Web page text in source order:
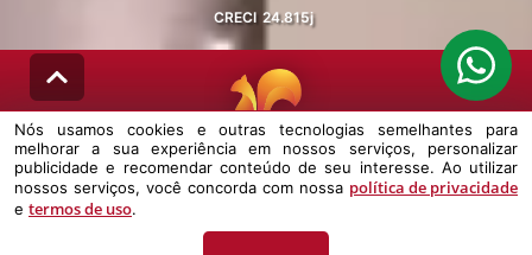
CRECI 24.815j
© DESENVOLVIDO PELAAGIL.NET
Nós usamos cookies e outras tecnologias semelhantes para melhorar a
sua experiência em nossos serviços, personalizar publicidade e
Nós usamos cookies e outras tecnologias semelhantes para
melhorar a sua experiência em nossos serviços, personalizar
publicidade e recomendar conteúdo de seu interesse. Ao utilizar
nossos serviços, você concorda com nossa política de privacidade
e termos de uso.